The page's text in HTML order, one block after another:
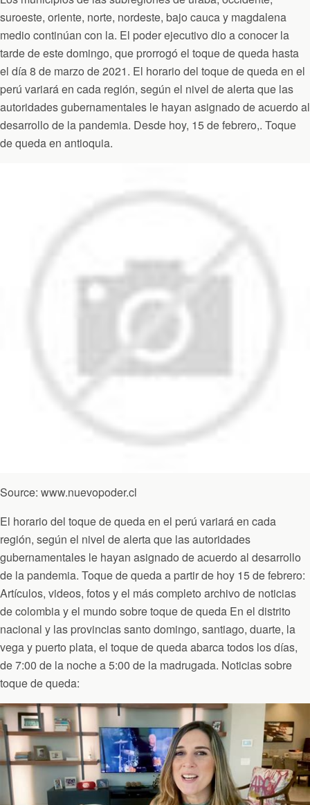
suroeste, oriente, norte, nordeste, bajo cauca y magdalena
medio continúan con la. El poder ejecutivo dio a conocer la
tarde de este domingo, que prorrogó el toque de queda hasta
el día 8 de marzo de 2021. El horario del toque de queda en el
perú variará en cada región, según el nivel de alerta que las
autoridades gubernamentales le hayan asignado de acuerdo al
desarrollo de la pandemia. Desde hoy, 15 de febrero,. Toque
de queda en antioquia.
Source: www.nuevopoder.cl
El horario del toque de queda en el perú variará en cada
región, según el nivel de alerta que las autoridades
gubernamentales le hayan asignado de acuerdo al desarrollo
de la pandemia. Toque de queda a partir de hoy 15 de febrero:
Artículos, videos, fotos y el más completo archivo de noticias
de colombia y el mundo sobre toque de queda En el distrito
nacional y las provincias santo domingo, santiago, duarte, la
vega y puerto plata, el toque de queda abarca todos los días,
de 7:00 de la noche a 5:00 de la madrugada. Noticias sobre
toque de queda: